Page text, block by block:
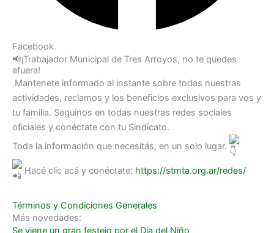
Facebook
📢¡Trabajador Municipal de Tres Arroyos, no te quedes
afuera!
Mantenete informado al instante sobre todas nuestras
actividades, reclamos y los beneficios exclusivos para vos y
tu familia. Seguinos en todas nuestras redes sociales
oficiales y conéctate con tu Sindicato.
Toda la información que necesitás, en un solo lugar.
Hacé clic acá y conéctate: https://stmta.org.ar/redes/
Términos y Condiciones Generales
Más novedades:
Se viene un gran festejo por el Día del Niño